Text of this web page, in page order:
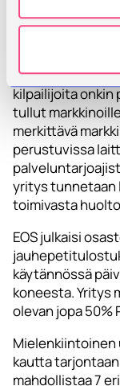
metallin, kuin
sekä muovi-
kilpailijoita
tullut
merkittävä
perustuvissa
yritys tunnetaan
toimivasta
EOS julkaisi
käytännössä
koneesta. Yritys
olevan jopa 50%
kautta
mahdollistaa 7